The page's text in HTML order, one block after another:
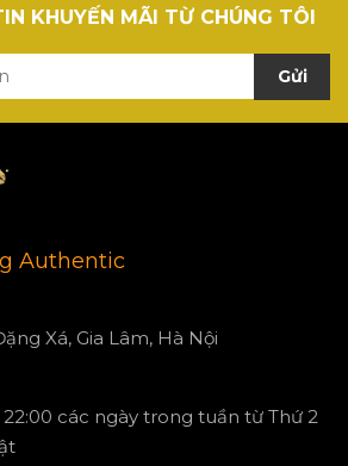
KHUYẾN MÃI TỪ CHÚNG TÔI
Gửi
Authentic
Xá, Gia Lâm, Hà Nội
các ngày trong tuần từ Thứ 2